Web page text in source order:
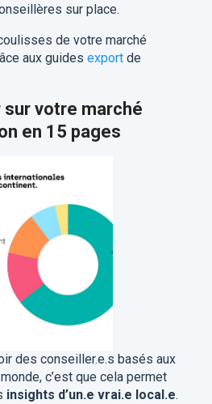
sur place.
de votre marché
aux guides exportde
sur votre marché
en 15 pages
des conseiller.e.s basés aux
c’est que cela permet
insights d’un.e vrai.e local.e.